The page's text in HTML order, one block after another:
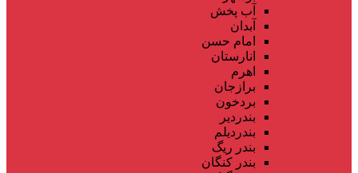
آب پخش
آبدان
امام حسن
انارستان
اهرم
برازجان
بردخون
بندردیر
بندردیلم
بندر ریگ
بندر کنگان